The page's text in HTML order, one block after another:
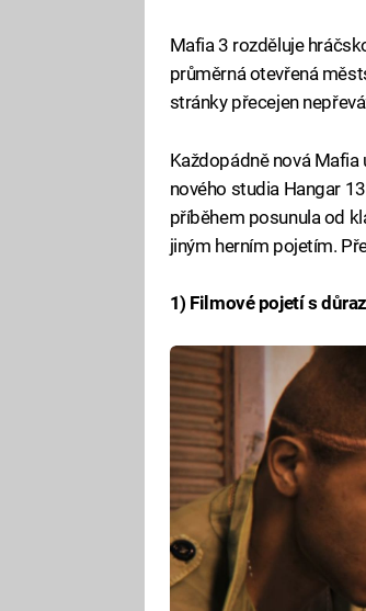
Mafia 3 rozděluje
průměrná otevřená
stránky přecejen
Každopádně nová
nového studia Hangar
příběhem posunula od
jiným herním pojetím.
1) Filmové pojetí s